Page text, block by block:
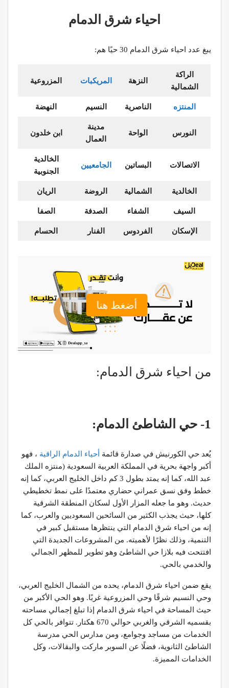
احياء شرق الدمام
يبغ عدد احياء شرق الدمام 30 حيًا هم:
الراكة
الشمالية
النزهة المريكبات المزروعية
المنتزه الناصرية النسيم النهضة
النورس الواحة
مدينة
العمال
ابن خلدون
الاتصالات البساتين الجامعيين
الخالدية
الجنوبية
الخالدية الشمالية الروضة الريان
السيف الشفاء الصدفة الصفا
الإسكان الفردوس الفنار الحسام
أضغط هنا
من احياء شرق الدمام:
1- حي الشاطئ الدمام:
يُعد حي الكورنيش في صدارة قائمة أحياء الدمام الراقية ، فهو
أكبر واجهة بحرية في المملكة العربية السعودية (منتزه الملك
عبد الله، كما إنه يمتد بطول 3 كم داخل الخليج العربي، كما إنه
خطط وفق نسق عمراني حضاري معتمدًا على نمط تخطيطي
حديث. وهو ما جعله المزار الأول لسكان المنطقة الشرقية
كلها، حيث يجذب الكثير من السائحين السعوديين والعرب، كما
إنه من احياء شرق الدمام التي ينتظرها مستقبل كبير في
التنمية، وذلك نظرًا لأهميته. من المشروعات الجديدة التي
افتتحت فيه بلازا حي الشاطئ وهو تطوير للمظهر الجمالي
والخدمي بالحي.
يقع ضمن احياء شرق الدمام، يحده من الشمال الخليج العربي،
وحي النسيم شرقًا وحي المزروعية غربًا. وهو الحي الأكبر من
حيث المساحة في احياء شرق الدمام إذا تبلغ إجمالي مساحته
بقسميه الشرقي والغربي حوالي 670 هكتار. تتوافر بالحي كل
الخدمات من مساجد وجوامع، ومن مدارس الحي مدرسة
الشاطئ الثانوية، فضلًا عن السوبر ماركت والبقالات، وكل
الخدامات المميزة.